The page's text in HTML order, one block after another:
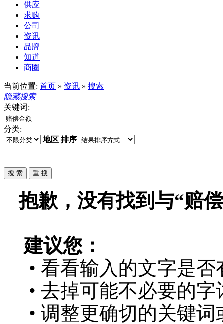
供应
求购
公司
资讯
品牌
知道
商圈
当前位置: 首页 » 资讯 » 搜索
隐藏搜索
关键词:
分类:
地区 排序
抱歉，没有找到与“赔
建议您：
• 看看输入的文字是否
• 去掉可能不必要的字
• 调整更确切的关键